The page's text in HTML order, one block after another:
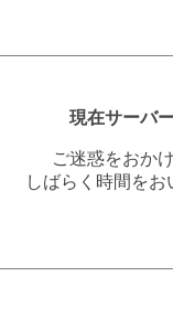
現在サーバ
ご迷惑をおか
しばらく時間を